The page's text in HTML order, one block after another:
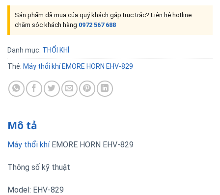
Sản phẩm đã mua của quý khách gặp trục trặc? Liên hệ hotline
chăm sóc khách hàng 0972 567 688
Danh mục: THỔI KHÍ
Thẻ: Máy thổi khí EMORE HORN EHV-829
Mô tả
Máy thổi khíEMORE HORN EHV-829
Thông số kỹ thuật
Model: EHV-829